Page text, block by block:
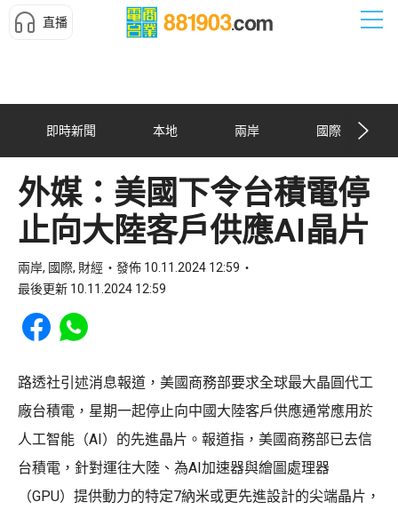
直播
即時新聞 本地 兩岸 國際
外媒：美國下令台積電停
止向大陸客戶供應AI晶片
兩岸, 國際, 財經
發佈 10.11.2024 12:59
最後更新 10.11.2024 12:59
Share to Facebook
Share to WhatsApp
路透社引述消息報道，美國商務部要求全球最大晶圓代工
廠台積電，星期一起停止向中國大陸客戶供應通常應用於
人工智能（AI）的先進晶片。報道指，美國商務部已去信
台積電，針對運往大陸、為AI加速器與繪圖處理器
（GPU）提供動力的特定7納米或更先進設計的尖端晶片，